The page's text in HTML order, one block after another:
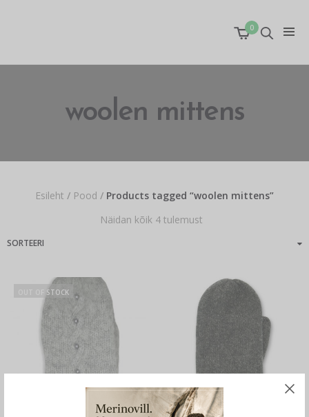
0
woolen mittens
Esileht / Pood / Products tagged “woolen mittens”
Näidan kõik 4 tulemust
OUT OF STOCK